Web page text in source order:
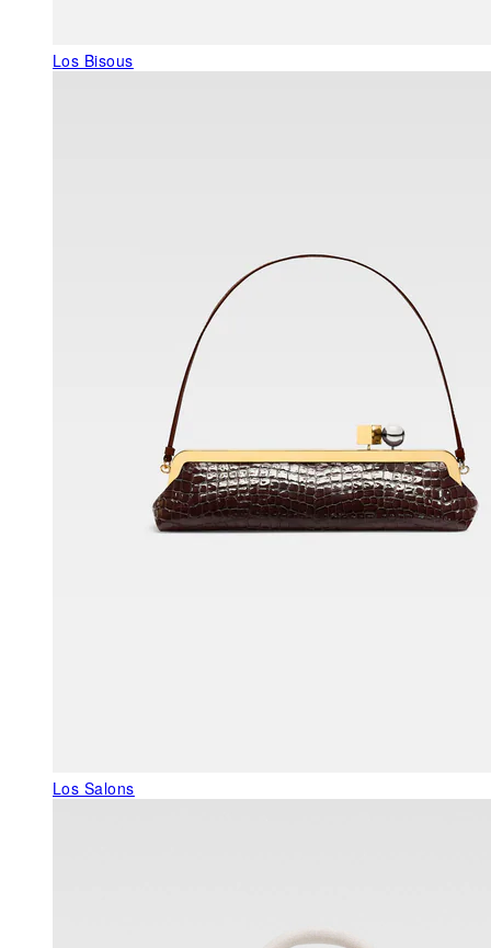
Los Bisous
Los Salons